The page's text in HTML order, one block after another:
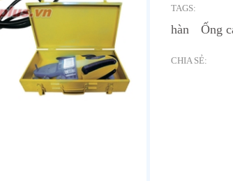
TAGS:
hàn
Ống
CHIA SẺ: